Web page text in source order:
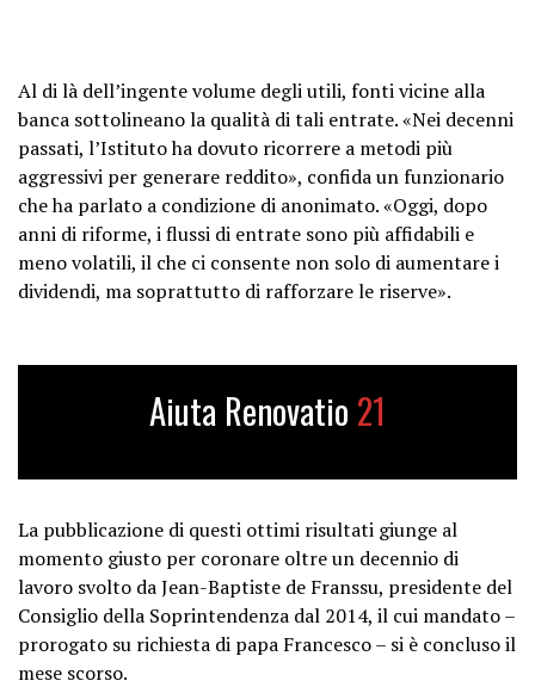
Al di là dell’ingente volume degli utili, fonti vicine alla
banca sottolineano la qualità di tali entrate. «Nei decenni
passati, l’Istituto ha dovuto ricorrere a metodi più
aggressivi per generare reddito», confida un funzionario
che ha parlato a condizione di anonimato. «Oggi, dopo
anni di riforme, i flussi di entrate sono più affidabili e
meno volatili, il che ci consente non solo di aumentare i
dividendi, ma soprattutto di rafforzare le riserve».
Aiuta Renovatio 21
La pubblicazione di questi ottimi risultati giunge al
momento giusto per coronare oltre un decennio di
lavoro svolto da Jean-Baptiste de Franssu, presidente del
Consiglio della Soprintendenza dal 2014, il cui mandato –
prorogato su richiesta di papa Francesco – si è concluso il
mese scorso.